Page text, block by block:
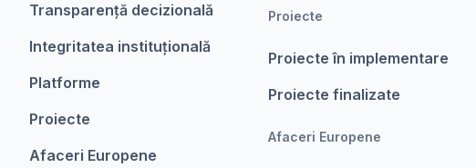
Transparență decizională
Integritatea instituțională
Platforme
Proiecte
Afaceri Europene
Proiecte
Proiecte în implementare
Proiecte finalizate
Afaceri Europene